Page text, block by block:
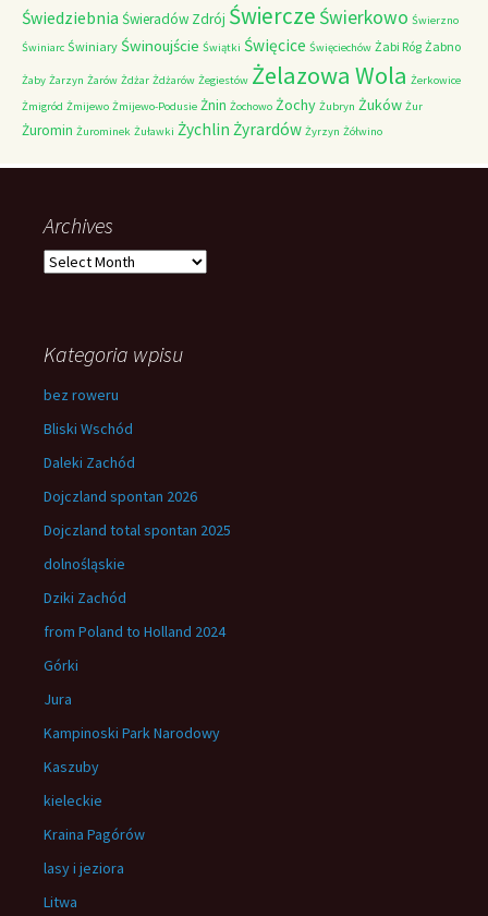
Świedziebnia Świeradów Zdrój Świercze Świerkowo Świerzno
Świniarc Świniary Świnoujście Świątki Święcice Święciechów Żabi Róg Żabno
Żaby Żarzyn Żarów Żdżar Żdżarów Żegiestów Żelazowa Wola Żerkowice
Żmigród Żmijewo Żmijewo-Podusie Żnin Żochowo Żochy Żubryn Żuków Żur
Żuromin Żurominek Żuławki Żychlin Żyrardów Żyrzyn Żółwino
Archives
Archives
Kategoria wpisu
bez roweru
Bliski Wschód
Daleki Zachód
Dojczland spontan 2026
Dojczland total spontan 2025
dolnośląskie
Dziki Zachód
from Poland to Holland 2024
Górki
Jura
Kampinoski Park Narodowy
Kaszuby
kieleckie
Kraina Pagórów
lasy i jeziora
Litwa